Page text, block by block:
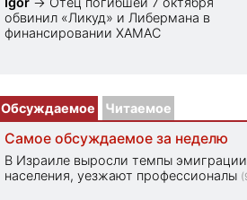
обвинил «Ликуд» и Либермана в
финансировании ХАМАС
Обсуждаемое Читаемое
Самое обсуждаемое за неделю
В Израиле выросли темпы эмиграции
населения, уезжают профессионалы